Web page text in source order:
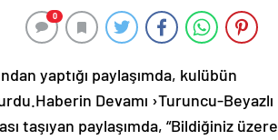
0
yaptığı paylaşımda, kulübün
Devamı ›Turuncu-Beyazlı
taşıyan paylaşımda, “Bildiğiniz üzere